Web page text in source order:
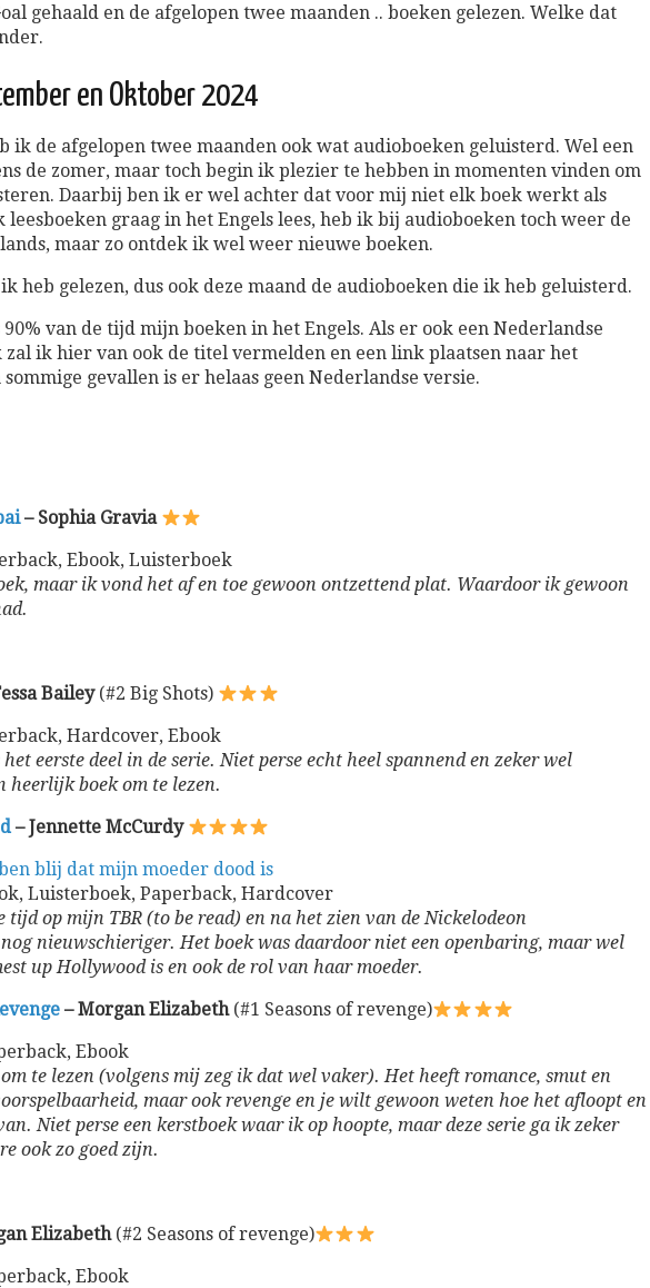
gehaald en de afgelopen twee maanden .. boeken gelezen. Welke dat
en Oktober 2024
ik de afgelopen twee maanden ook wat audioboeken geluisterd. Wel een
de zomer, maar toch begin ik plezier te hebben in momenten vinden om
Daarbij ben ik er wel achter dat voor mij niet elk boek werkt als
leesboeken graag in het Engels lees, heb ik bij audioboeken toch weer de
maar zo ontdek ik wel weer nieuwe boeken.
heb gelezen, dus ook deze maand de audioboeken die ik heb geluisterd.
van de tijd mijn boeken in het Engels. Als er ook een Nederlandse
zal ik hier van ook de titel vermelden en een link plaatsen naar het
gevallen is er helaas geen Nederlandse versie.
– Sophia Gravia
Ebook, Luisterboek
maar ik vond het af en toe gewoon ontzettend plat. Waardoor ik gewoon
Bailey(#2 Big Shots)
Hardcover, Ebook
eerste deel in de serie. Niet perse echt heel spannend en zeker wel
heerlijk boek om te lezen.
– Jennette McCurdy
blij dat mijn moeder dood is
Luisterboek, Paperback, Hardcover
tijd op mijn TBR (to be read) en na het zien van de Nickelodeon
nieuwschieriger. Het boek was daardoor niet een openbaring, maar wel
up Hollywood is en ook de rol van haar moeder.
– Morgan Elizabeth(#1 Seasons of revenge)
Ebook
te lezen (volgens mij zeg ik dat wel vaker). Het heeft romance, smut en
maar ook revenge en je wilt gewoon weten hoe het afloopt en
Niet perse een kerstboek waar ik op hoopte, maar deze serie ga ik zeker
ook zo goed zijn.
Elizabeth(#2 Seasons of revenge)
Ebook